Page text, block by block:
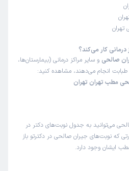
تهران
کار می‌کند؟
صالحی و سایر مراکز درمانی (بیمارستان‌ها،
انجام می‌دهند، مشاهده کنید:
مطب تهران تهران
می‌توانید به جدول نوبت‌های دکتر در
که نوبت‌های جیران صالحی در دکترتو باز
ایشان وجود دارد.